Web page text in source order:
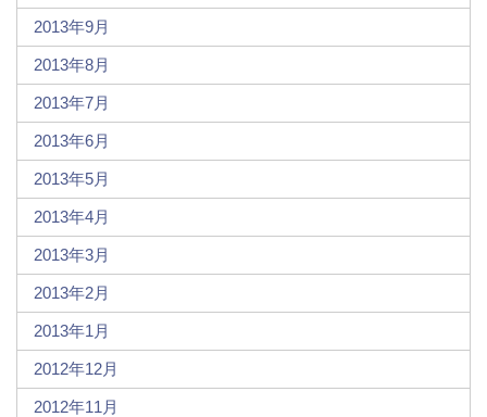
2013年9月
2013年8月
2013年7月
2013年6月
2013年5月
2013年4月
2013年3月
2013年2月
2013年1月
2012年12月
2012年11月